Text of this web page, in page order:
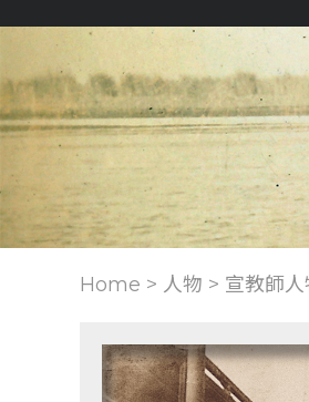
Home > 人物 > 宣教師